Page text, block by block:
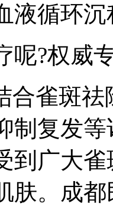
液循环
呢?权威
合雀斑
制复发
到广大
肤。成